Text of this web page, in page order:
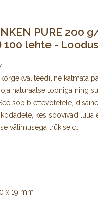
PURE 200
100 lehte -
katmata
naturaalse tooniga ning
sobib ettevõtetele,
kes soovivad luua
välimusega trükiseid.
ja kartong on valmistatud
loetavaks. Katmata pind
ja naturaalse ilme, mistõttu
kataloogide,
x 19 mm